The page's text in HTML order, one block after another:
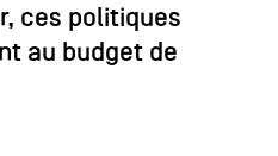
ces politiques
au budget de